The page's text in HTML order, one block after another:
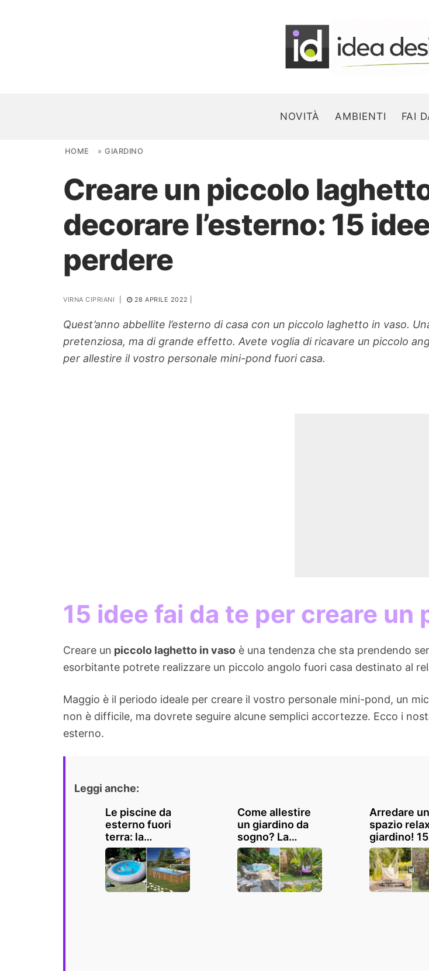
NOVITÀ AMBIENTI FAI
NOVITÀ
AMBIENTI
PIANTE
Ortaggio
HOME »GIARDINO
Creare un piccolo
decorare l’esterno: 15
perdere
VIRNA CIPRIANI 28 APRILE 2022
Quest’anno abbellite l’esterno di casa con un piccolo laghetto in vaso.
pretenziosa, ma di grande effetto. Avete voglia di ricavare un piccolo
per allestire il vostro personale mini-pond fuori casa.
15 idee fai da te per creare
Creare un piccolo laghetto in vaso è una tendenza che sta prendendo
esorbitante potrete realizzare un piccolo angolo fuori casa destinato al
Maggio è il periodo ideale per creare il vostro personale mini-pond, un
non è difficile, ma dovrete seguire alcune semplici accortezze. Ecco i
esterno.
Leggi anche:
Le piscine da
esterno fuori
terra: la
soluzione in
giardino per le
calde giornate
estive
Come allestire
un giardino da
sogno? La
risposta con
queste
bellissime idee
Arredare
spazio
giardino! 15
ispirazioni